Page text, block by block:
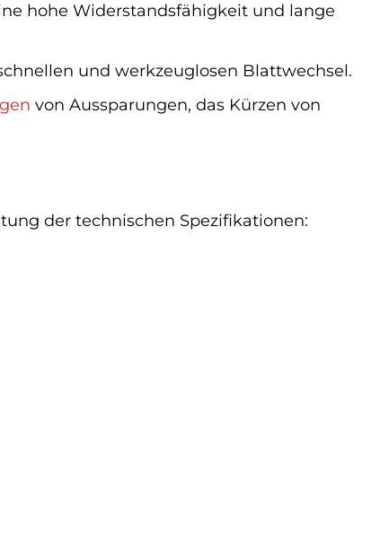
hohe Widerstandsfähigkeit und lange
und werkzeuglosen Blattwechsel.
von Aussparungen, das Kürzen von
der technischen Spezifikationen: